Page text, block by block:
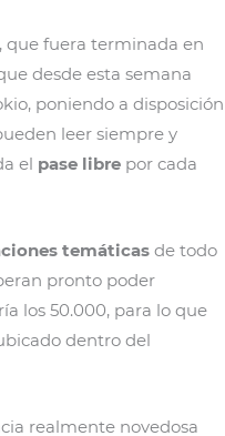
que fuera terminada en
desde esta semana
poniendo a disposición
leer siempre y
el pase libre por cada
temáticas de todo
pronto poder
los 50.000, para lo que
dentro del
realmente novedosa